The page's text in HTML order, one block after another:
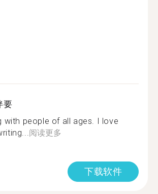
要
with people of all ages. I love
阅读更多
下载软件